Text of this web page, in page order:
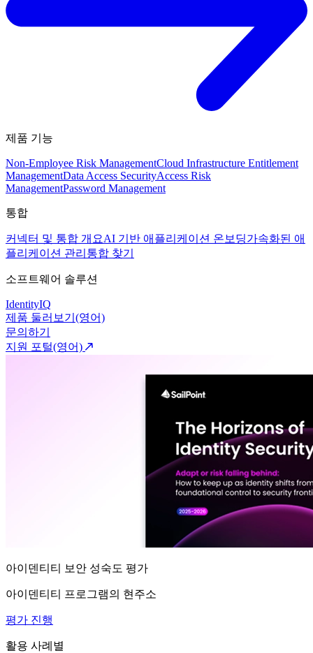
제품 기능
Non-Employee Risk ManagementCloud Infrastructure Entitlement
ManagementData Access SecurityAccess Risk
ManagementPassword Management
통합
커넥터 및 통합 개요AI 기반 애플리케이션 온보딩가속화된 애
플리케이션 관리 통합 찾기
소프트웨어 솔루션
IdentityIQ
제품 둘러보기(영어)
문의하기
지원 포털(영어)
아이덴티티 보안 성숙도 평가
아이덴티티 프로그램의 현주소
평가 진행
활용 사례별